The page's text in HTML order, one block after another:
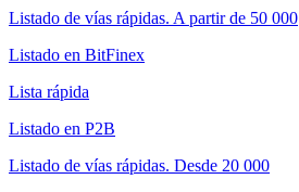
Listado de vías rápidas. A partir de 50 000
Listado en BitFinex
Lista rápida
Listado en P2B
Listado de vías rápidas. Desde 20 000